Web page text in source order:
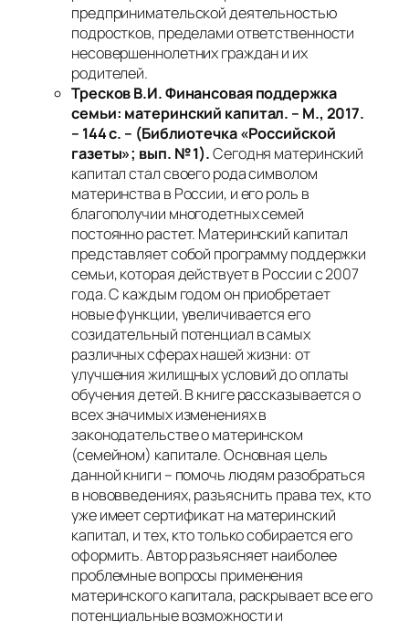
предпринимательской деятельностью
подростков, пределами ответственности
несовершеннолетних граждан и их
родителей.
Тресков В.И. Финансовая поддержка
семьи: материнский капитал. – М., 2017.
– 144 с. – (Библиотечка «Российской
газеты»; вып. № 1).Сегодня материнский
капитал стал своего рода символом
материнства в России, и его роль в
благополучии многодетных семей
постоянно растет. Материнский капитал
представляет собой программу поддержки
семьи, которая действует в России с 2007
года. С каждым годом он приобретает
новые функции, увеличивается его
созидательный потенциал в самых
различных сферах нашей жизни: от
улучшения жилищных условий до оплаты
обучения детей. В книге рассказывается о
всех значимых изменениях в
законодательстве о материнском
(семейном) капитале. Основная цель
данной книги – помочь людям разобраться
в нововведениях, разъяснить права тех, кто
уже имеет сертификат на материнский
капитал, и тех, кто только собирается его
оформить. Автор разъясняет наиболее
проблемные вопросы применения
материнского капитала, раскрывает все его
потенциальные возможности и